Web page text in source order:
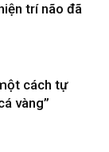
trí não đã
cách tự
vàng”